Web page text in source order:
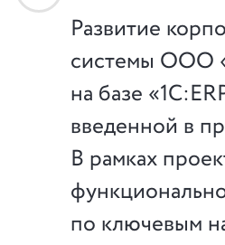
Развитие
системы ООО
на базе
введенной в
В рамках
по ключевым